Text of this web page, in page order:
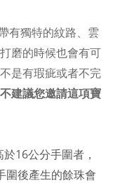
有獨特的紋路、雲
磨的時候也會有可
是有瑕疵或者不完
建議您邀請這項寶
16公分手圍者，
圍後產生的餘珠會